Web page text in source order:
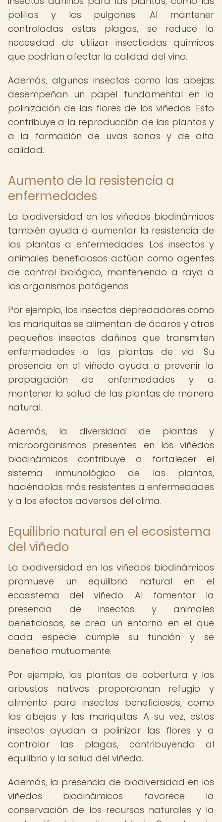
polillas y los pulgones. Al mantener
controladas estas plagas, se reduce la
necesidad de utilizar insecticidas químicos
que podrían afectar la calidad del vino.
Además, algunos insectos como las abejas
desempeñan un papel fundamental en la
polinización de las flores de los viñedos. Esto
contribuye a la reproducción de las plantas y
a la formación de uvas sanas y de alta
calidad.
Aumento de la resistencia a
enfermedades
La biodiversidad en los viñedos biodinámicos
también ayuda a aumentar la resistencia de
las plantas a enfermedades. Los insectos y
animales beneficiosos actúan como agentes
de control biológico, manteniendo a raya a
los organismos patógenos.
Por ejemplo, los insectos depredadores como
las mariquitas se alimentan de ácaros y otros
pequeños insectos dañinos que transmiten
enfermedades a las plantas de vid. Su
presencia en el viñedo ayuda a prevenir la
propagación de enfermedades y a
mantener la salud de las plantas de manera
natural.
Además, la diversidad de plantas y
microorganismos presentes en los viñedos
biodinámicos contribuye a fortalecer el
sistema inmunológico de las plantas,
haciéndolas más resistentes a enfermedades
y a los efectos adversos del clima.
Equilibrio natural en el ecosistema
del viñedo
La biodiversidad en los viñedos biodinámicos
promueve un equilibrio natural en el
ecosistema del viñedo. Al fomentar la
presencia de insectos y animales
beneficiosos, se crea un entorno en el que
cada especie cumple su función y se
beneficia mutuamente.
Por ejemplo, las plantas de cobertura y los
arbustos nativos proporcionan refugio y
alimento para insectos beneficiosos, como
las abejas y las mariquitas. A su vez, estos
insectos ayudan a polinizar las flores y a
controlar las plagas, contribuyendo al
equilibrio y la salud del viñedo.
Además, la presencia de biodiversidad en los
viñedos biodinámicos favorece la
conservación de los recursos naturales y la